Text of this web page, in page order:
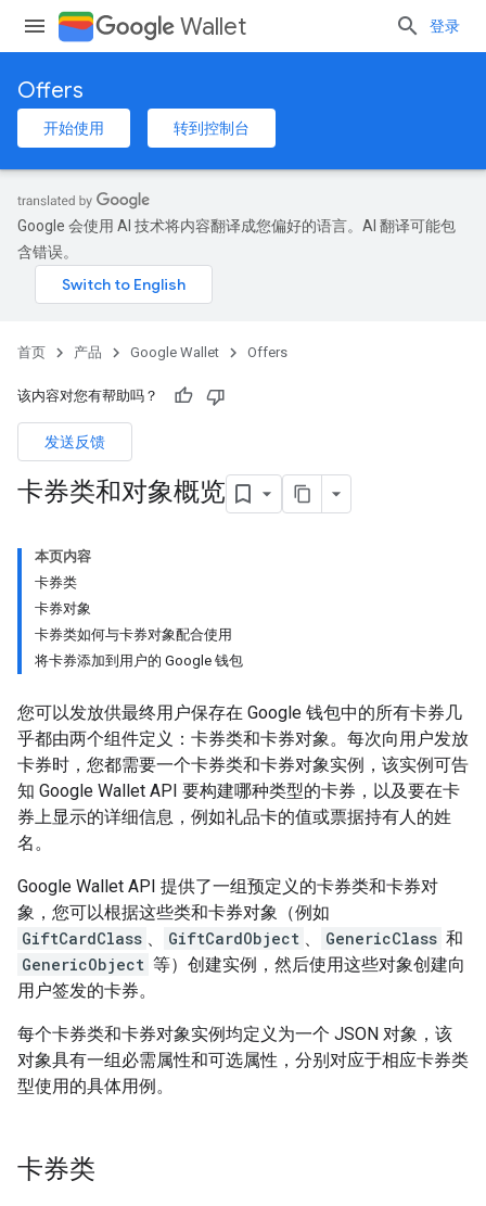
Wallet 登录
Offers
开始使用 转到控制台
Google 会使用 AI 技术将内容翻译成您偏好的语言。AI 翻译可能包
含错误。
首页 产品 Google Wallet Offers
该内容对您有帮助吗？
发送反馈
卡券类和对象概览
本页内容
卡券类
卡券对象
卡券类如何与卡券对象配合使用
将卡券添加到用户的 Google 钱包
您可以发放供最终用户保存在 Google 钱包中的所有卡券几
乎都由两个组件定义：卡券类和卡券对象。每次向用户发放
卡券时，您都需要一个卡券类和卡券对象实例，该实例可告
知 Google Wallet API 要构建哪种类型的卡券，以及要在卡
券上显示的详细信息，例如礼品卡的值或票据持有人的姓
名。
Google Wallet API 提供了一组预定义的卡券类和卡券对
象，您可以根据这些类和卡券对象（例如
GiftCardClass 、 GiftCardObject 、 GenericClass 和
GenericObject 等）创建实例，然后使用这些对象创建向
用户签发的卡券。
每个卡券类和卡券对象实例均定义为一个 JSON 对象，该
对象具有一组必需属性和可选属性，分别对应于相应卡券类
型使用的具体用例。
卡券类